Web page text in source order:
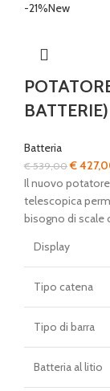
-21%New
BATTERIE)
Batteria
€539,00Il
prezzo
originale
era:
€
Il nuovo
telescopica
bisogno di scale
Display
Tipo catena
Tipo di barra
Batteria al litio